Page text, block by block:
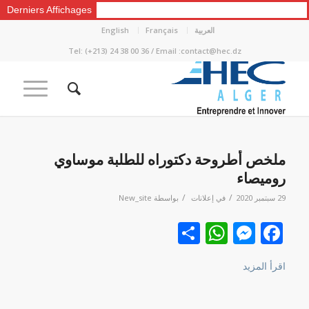
Derniers Affichages
العربية Français
English
Tel: (+213) 24 38 00 36 / Email :contact@hec.dz
ملخص أطروحة دكتوراه للطلبة موساوي
روميصاء
29 سبتمبر 2020 / في إعلانات / بواسطة New_site
Facebook
Messenger
WhatsApp
نشر
اقرأ المزيد